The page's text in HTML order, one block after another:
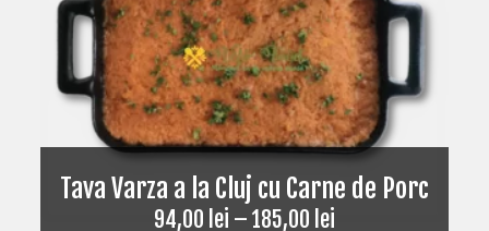
Tava Varza a la Cluj cu Carne de Porc
94,00 lei – 185,00 lei